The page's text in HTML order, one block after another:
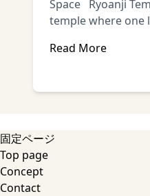
Space Ryoanji
temple where one
Read More
索:
固定ページ
Top page
Concept
Contact